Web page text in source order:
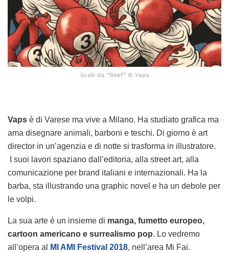
Grab da “Beef” © Vaps
Vaps è di Varese ma vive a Milano. Ha studiato grafica ma
ama disegnare animali, barboni e teschi. Di giorno è art
director in un’agenzia e di notte si trasforma in illustratore.
I suoi lavori spaziano dall’editoria, alla street art, alla
comunicazione per brand italiani e internazionali. Ha la
barba, sta illustrando una graphic novel e ha un debole per
le volpi.
La sua arte è un insieme di manga, fumetto europeo,
cartoon americano e surrealismo pop. Lo vedremo
all’opera al
MI AMI Festival 2018, nell’area Mi Fai.